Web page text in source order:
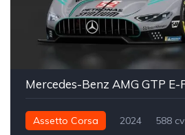
Assetto Corsa 2024 588 cv